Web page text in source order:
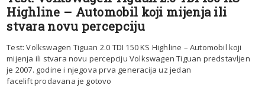
Highline – Automobil koji mijenja ili
stvara novu percepciju
Test: Volkswagen Tiguan 2.0 TDI 150 KS Highline – Automobil koji
mijenja ili stvara novu percepciju Volkswagen Tiguan predstavljen
je 2007. godine i njegova prva generacija uz jedan
facelift prodavana je gotovo